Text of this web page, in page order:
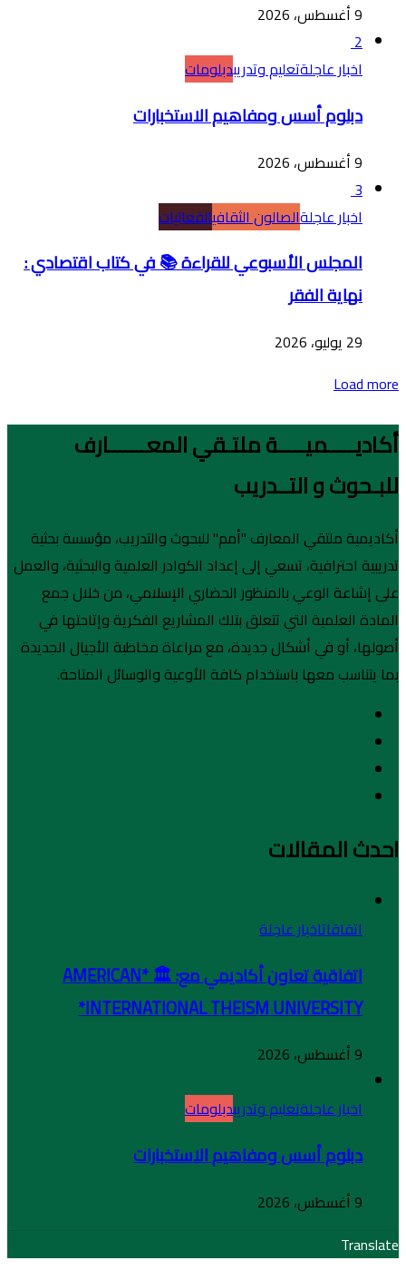
9 أغسطس، 2026
2
اخبار عاجلةتعليم وتدريبدبلومات
دبلوم أسس ومفاهيم الاستخبارات
9 أغسطس، 2026
3
اخبار عاجلةالصالون الثقافيالفعاليات
المجلس الأسبوعي للقراءة 📚 في كتاب اقتصادي :
نهاية الفقر
29 يوليو، 2026
Load more
أكاديـــــميـــــة ملتـقي المعـــــــارف
للبـحوث و التــدريب
أكاديمية ملتقي المعارف "أمم" للبحوث والتدريب، مؤسسة بحثية
تدريبية احترافية، تسعي إلى إعداد الكوادر العلمية والبحثية، والعمل
على إشاعة الوعي بالمنظور الحضاري الإسلامي، من خلال جمع
المادة العلمية التي تتعلق بتلك المشاريع الفكرية وإتاحتها في
أصولها، أو في أشكال جديدة، مع مراعاة مخاطبة الأجيال الجديدة
بما يتناسب معها باستخدام كافة الأوعية والوسائل المتاحة.
احدث المقالات
اتفاقاتاخبار عاجلة
اتفاقية تعاون أكاديمي مع: 🏛️ *AMERICAN
INTERNATIONAL THEISM UNIVERSITY*
9 أغسطس، 2026
اخبار عاجلةتعليم وتدريبدبلومات
دبلوم أسس ومفاهيم الاستخبارات
9 أغسطس، 2026
Translate